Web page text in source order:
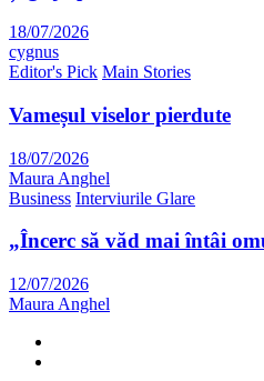
18/07/2026
cygnus
Editor's Pick Main Stories
Vameșul viselor pierdute
18/07/2026
Maura Anghel
Business Interviurile Glare
„Încerc să văd mai întâi
12/07/2026
Maura Anghel